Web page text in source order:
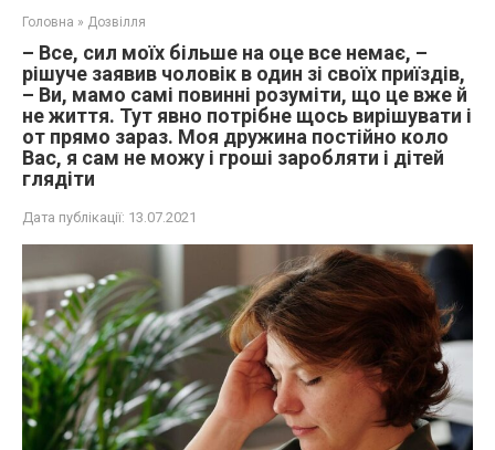
Головна » Дозвілля
– Все, сил моїх більше на оце все немає, –
рішуче заявив чоловік в один зі своїх приїздів,
– Ви, мамо самі повинні розуміти, що це вже й
не життя. Тут явно потрібне щось вирішувати і
от прямо зараз. Моя дружина постійно коло
Вас, я сам не можу і гроші заробляти і дітей
глядіти
Дата публікації: 13.07.2021